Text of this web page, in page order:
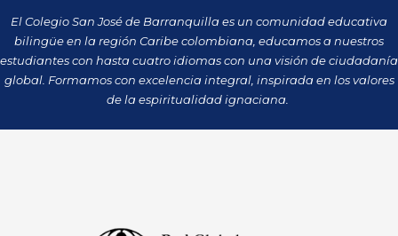
e
b
o
o
t
a
g
r
a
m
t
o
k
w
i
t
t
e
r
k
e
d
i
n
t
u
b
e
El Colegio San José de Barranquilla es un comunidad educativa
bilingüe en la región Caribe colombiana, educamos a nuestros
estudiantes con hasta cuatro idiomas con una visión de ciudadanía
global. Formamos con excelencia integral, inspirada en los valores
de la espiritualidad ignaciana.